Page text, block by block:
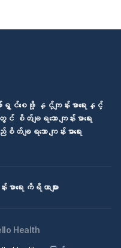
ရွှင်စေဖို့ နှင့်ကျန်းမာရေးနှင့်
စိတ်ချရသော ကျန်းမာရေး
ချရသော ကျန်းမာရေး
းမာရေး ကိရိယာများ
Health